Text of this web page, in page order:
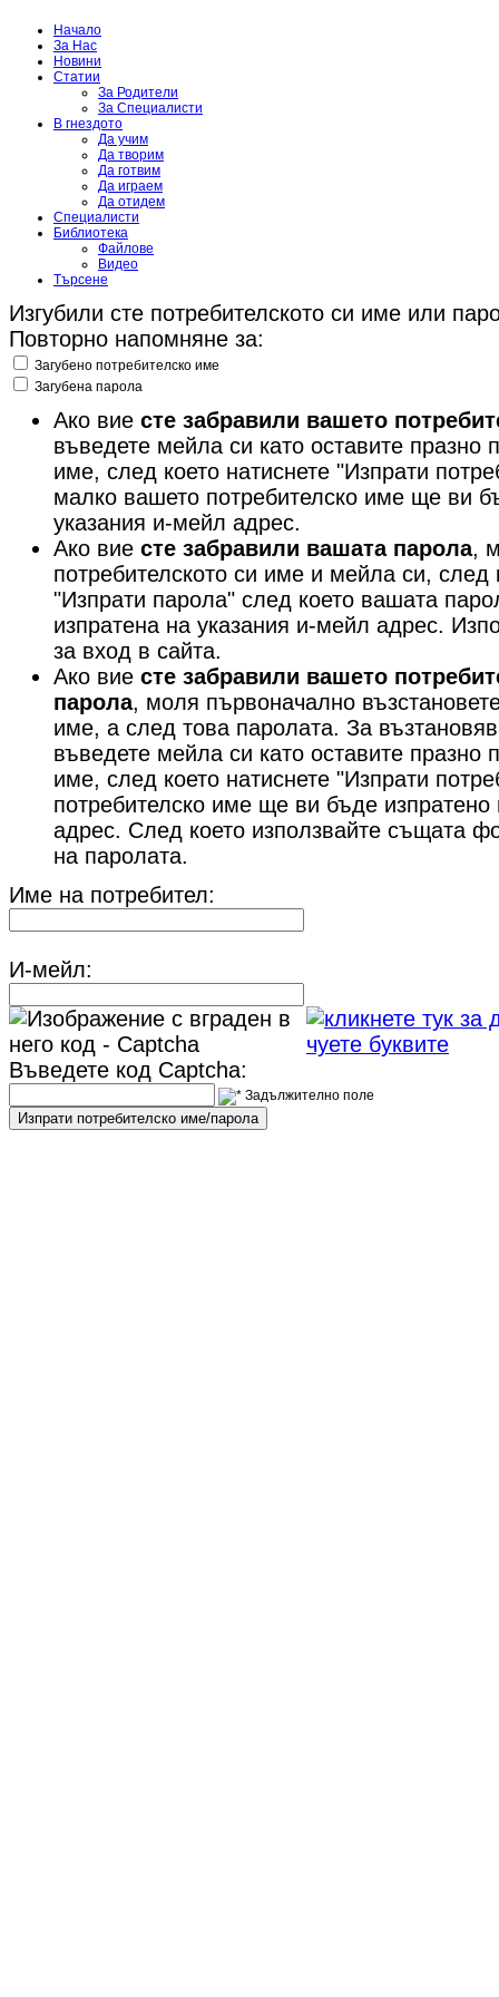
Начало
За Нас
Новини
Статии
За Родители
За Специалисти
В гнездото
Да учим
Да творим
Да готвим
Да играем
Да отидем
Специалисти
Библиотека
Файлове
Видео
Търсене
Изгубили сте потребителското си име или
Повторно напомняне за:
Загубено потребителско име
Загубена парола
Ако вие сте забравили вашето
въведете мейла си като оставите празно
име, след което натиснете "Изпрати
малко вашето потребителско име ще ви
указания и-мейл адрес.
Ако вие сте забравили вашата парола,
потребителското си име и мейла си, след
"Изпрати парола" след което вашата
изпратена на указания и-мейл адрес.
за вход в сайта.
Ако вие сте забравили вашето
парола, моля първоначално
име, а след това паролата. За
въведете мейла си като оставите празно
име, след което натиснете "Изпрати
потребителско име ще ви бъде
адрес. След което използвайте същата
на паролата.
Име на потребител:
И-мейл:
Въведете код Captcha: